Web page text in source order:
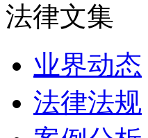
法律文集
业界动态
法律法规